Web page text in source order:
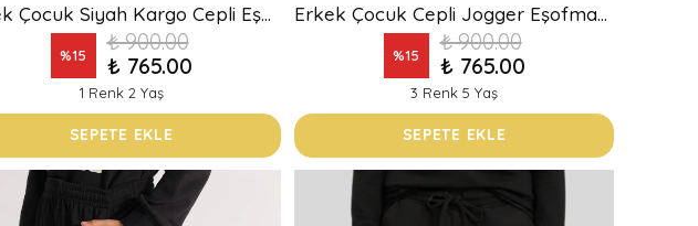
Erkek Çocuk Siyah Kargo Cepli Eşofman Altı - Rahat ve Spor Kesim
%15
₺ 900.00
₺ 765.00
1 Renk 2 Yaş
SEPETE EKLE
Erkek Çocuk Cepli Jogger Eşofman Altı - Farklı Renk Seçenekleriyle
%15
₺ 900.00
₺ 765.00
3 Renk 5 Yaş
SEPETE EKLE